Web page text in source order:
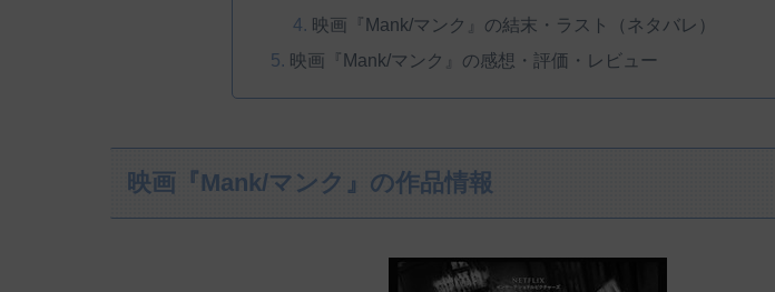
映画『Mank/マンク』の結末・ラスト（ネタバレ）
映画『Mank/マンク』の感想・評価・レビュー
映画『Mank/マンク』の作品情報